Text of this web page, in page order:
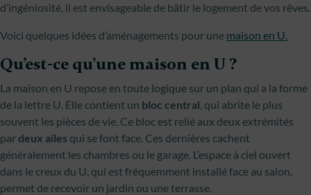
d’ingéniosité, il est envisageable de bâtir le logement de vos rêves.
Voici quelques idées d’aménagements pour une maison en U.
Qu’est-ce qu’une maison en U ?
La maison en U repose en toute logique sur un plan qui a la forme
de la lettre U. Elle contient un bloc central, qui abrite le plus
souvent les pièces de vie. Ce bloc est relié aux deux extrémités
pardeux ailes qui se font face. Ces dernières cachent
généralement les chambres ou le garage. L’espace à ciel ouvert
dans le creux du U, qui est fréquemment installé face au salon,
permet de recevoir un jardin ou une terrasse.